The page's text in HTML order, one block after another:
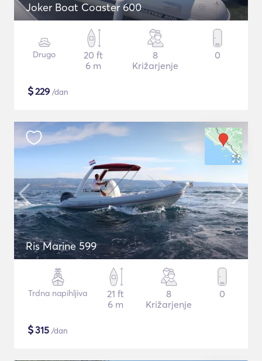
Joker Boat Coaster 600
Drugo
20 ft
6 m
8
Križarjenje
0
$229 /dan
Ris Marine 599
Trdna napihljiva
21 ft
6 m
8
Križarjenje
0
$315 /dan